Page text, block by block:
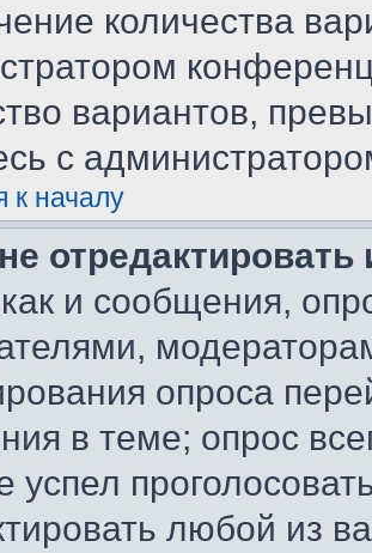
количества
вариантов,
с
к началу
и сообщения,
опроса
в теме; опрос
успел
любой из